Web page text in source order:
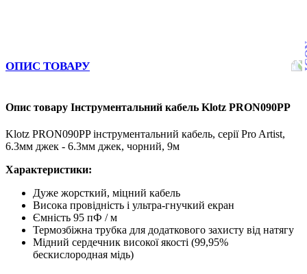
ОПИС ТОВАРУ
Опис товару Інструментальний кабель Klotz PRON090PP
Klotz PRON090PP інструментальний кабель, серії Pro Artist,
6.3мм джек - 6.3мм джек, чорний, 9м
Характеристики:
Дуже жорсткий, міцний кабель
Висока провідність і ультра-гнучкий екран
Ємність 95 пФ / м
Термозбіжна трубка для додаткового захисту від натягу
Мідний сердечник високої якості (99,95%
бескислородная мідь)